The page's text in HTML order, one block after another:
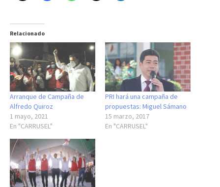
Relacionado
Arranque de Campaña de
Alfredo Quiroz
1 mayo, 2021
En "CARRUSEL"
PRI hará una campaña de
propuestas: Miguel Sámano
15 marzo, 2017
En "CARRUSEL"